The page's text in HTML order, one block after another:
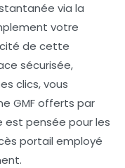
via la
votre
de cette
sécurisée,
clics, vous
GMF offerts par
est pensée pour les
portail employé